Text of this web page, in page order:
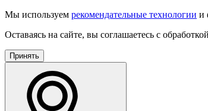
Мы используем рекомендательные технологии и
Оставаясь на сайте, вы соглашаетесь с
Принять